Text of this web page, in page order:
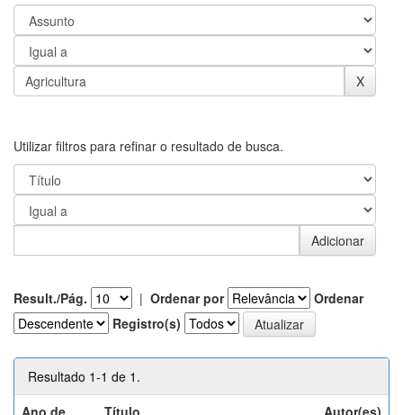
Utilizar filtros para refinar o resultado de busca.
Result./Pág. | Ordenar por
Ordenar
Registro(s)
Resultado 1-1 de 1.
Ano de
Título Autor(es)